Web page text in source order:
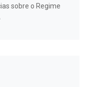
sobre o Regime